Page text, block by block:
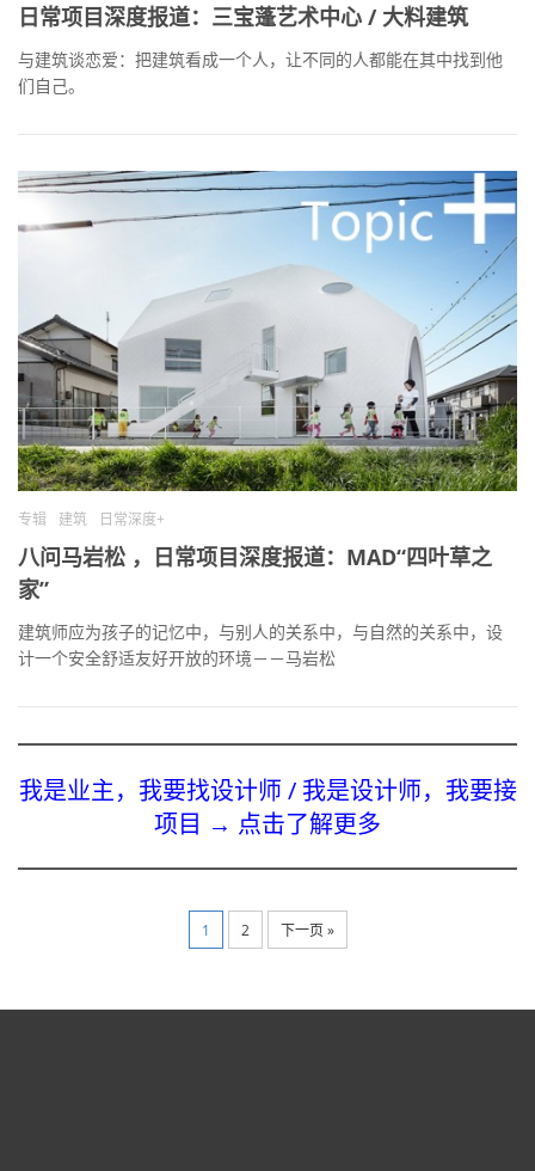
日常项目深度报道：三宝蓬艺术中心 / 大料建筑
与建筑谈恋爱：把建筑看成一个人，让不同的人都能在其中找到他
们自己。
专辑 建筑 日常深度+
八问马岩松 ，日常项目深度报道：MAD“四叶草之
家”
建筑师应为孩子的记忆中，与别人的关系中，与自然的关系中，设
计一个安全舒适友好开放的环境－－马岩松
我是业主，我要找设计师 / 我是设计师，我要接
项目 → 点击了解更多
1 2 下一页 »